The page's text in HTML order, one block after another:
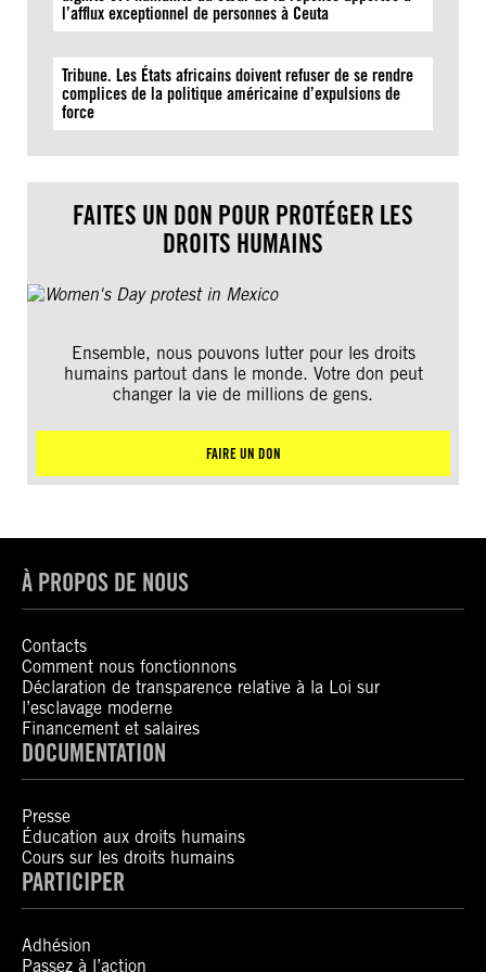
l’afflux exceptionnel de personnes à Ceuta
Tribune. Les États africains doivent refuser de se rendre
complices de la politique américaine d’expulsions de
force
FAITES UN DON POUR PROTÉGER LES
DROITS HUMAINS
Ensemble, nous pouvons lutter pour les droits
humains partout dans le monde. Votre don peut
changer la vie de millions de gens.
FAIRE UN DON
À PROPOS DE NOUS
Contacts
Comment nous fonctionnons
Déclaration de transparence relative à la Loi sur
l’esclavage moderne
Financement et salaires
DOCUMENTATION
Presse
Éducation aux droits humains
Cours sur les droits humains
PARTICIPER
Adhésion
Passez à l’action